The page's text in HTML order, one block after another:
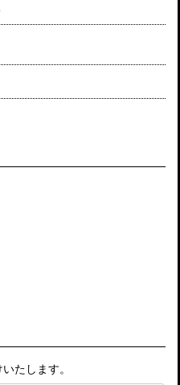
たします。